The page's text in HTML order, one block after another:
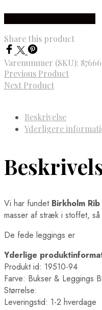
Share this product
Varenummer (SKU):
Previous Product
Next Product
Beskrivelse
Yderligere
Vi har fundet Birkholm
masser af stræk i stoffet,
De fede leggings er
Yderlige
Produkt id: 19510-94
Farve: Bukser & Leggings
Størrelse:
Leveringstid: 1-2 hverdage